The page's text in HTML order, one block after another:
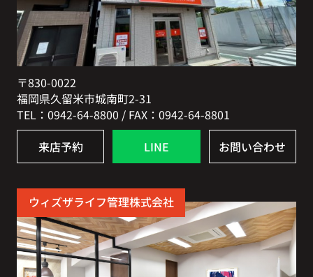
〒830-0022
福岡県久留米市城南町2-31
TEL：0942-64-8800 / FAX：0942-64-8801
来店予約 LINE お問い合わせ
ウィズザライフ管理株式会社